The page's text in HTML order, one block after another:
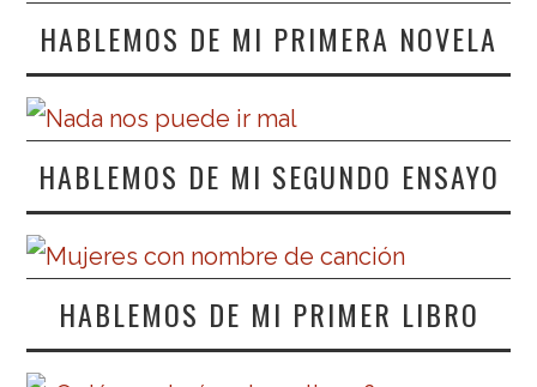
HABLEMOS DE MI PRIMERA NOVELA
HABLEMOS DE MI SEGUNDO ENSAYO
HABLEMOS DE MI PRIMER LIBRO